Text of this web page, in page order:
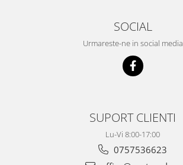
SOCIAL
Urmareste-ne in social media
SUPORT CLIENTI
Lu-Vi 8:00-17:00
0757536623